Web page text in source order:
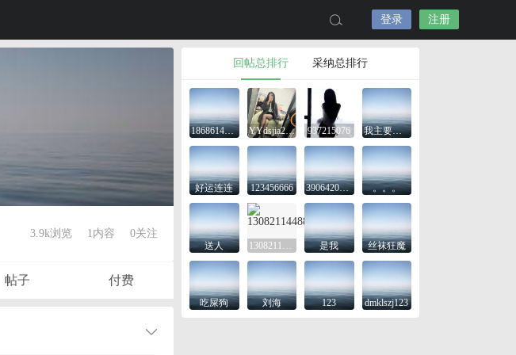
登录 注册
回帖总排行 采纳总排行
18686143645 YYdsjia2425 937215076 我主要是想看看
好运连连 123456666 3906420743 。。。
送人 是我 丝袜狂魔
吃屎狗 刘海 123 dmklszj123
3.9k浏览 1内容 0关注
帖子 付费